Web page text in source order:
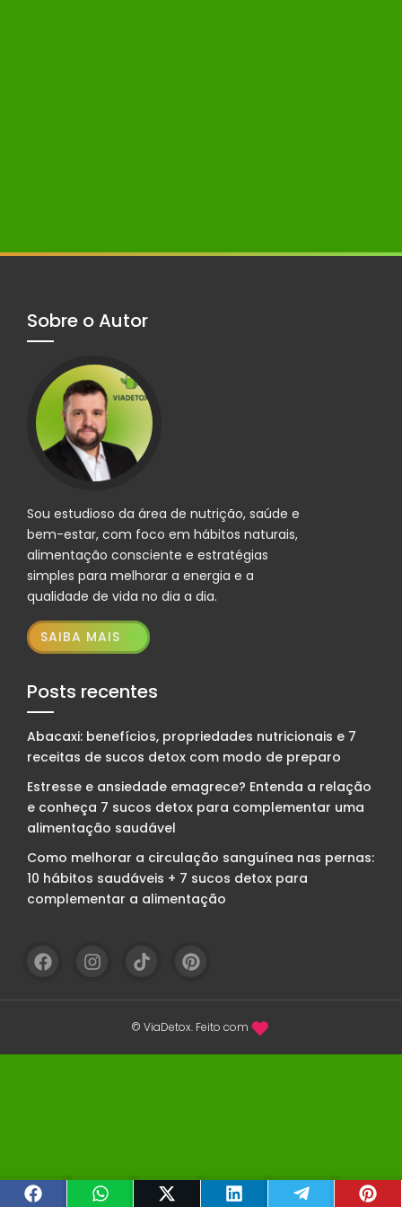
Sobre o Autor
Sou estudioso da área de nutrição, saúde e
bem-estar, com foco em hábitos naturais,
alimentação consciente e estratégias
simples para melhorar a energia e a
qualidade de vida no dia a dia.
SAIBA MAIS
Posts recentes
Abacaxi: benefícios, propriedades nutricionais e 7
receitas de sucos detox com modo de preparo
Estresse e ansiedade emagrece? Entenda a relação
e conheça 7 sucos detox para complementar uma
alimentação saudável
Como melhorar a circulação sanguínea nas pernas:
10 hábitos saudáveis + 7 sucos detox para
complementar a alimentação
© ViaDetox. Feito com